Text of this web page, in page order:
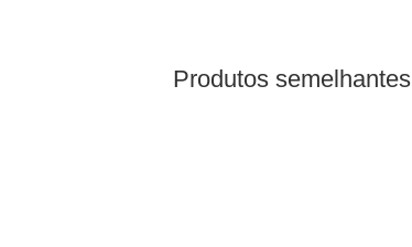
Produtos semelhantes